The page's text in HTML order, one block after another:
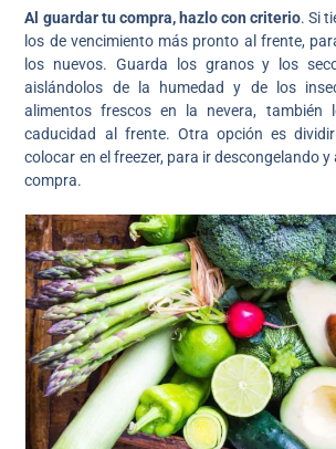
Al guardar tu compra, hazlo con criterio. Si
los de vencimiento más pronto al frente,
los nuevos. Guarda los granos y los
aislándolos de la humedad y de los
alimentos frescos en la nevera, también
caducidad al frente. Otra opción es
colocar en el freezer, para ir descongelando
compra.